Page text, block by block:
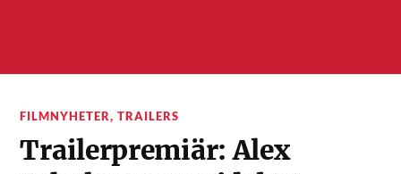
FILMNYHETER,TRAILERS
Trailerpremiär: Alex